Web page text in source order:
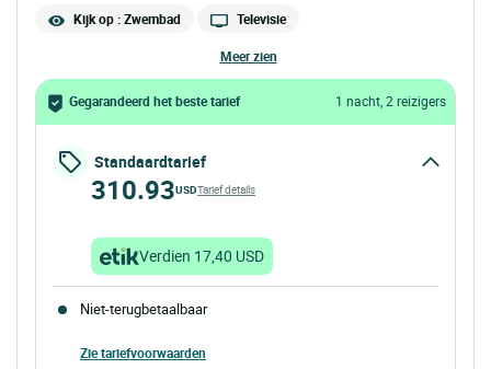
Kijk op : Zwembad Televisie
meer zien
Gegarandeerd het beste tarief 1 nacht, 2 reizigers
Standaardtarief
310.93USDTarief details
Verdien 17,40 USD
Niet-terugbetaalbaar
Zie tariefvoorwaarden